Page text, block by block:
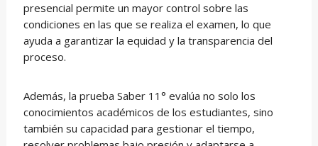
presencial permite un mayor control sobre las
condiciones en las que se realiza el examen, lo que
ayuda a garantizar la equidad y la transparencia del
proceso.
Además, la prueba Saber 11° evalúa no solo los
conocimientos académicos de los estudiantes, sino
también su capacidad para gestionar el tiempo,